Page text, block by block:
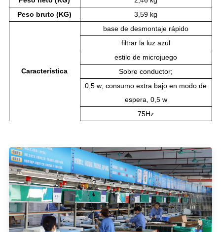
Peso bruto (KG)
3,59 kg
Característica
base de desmontaje rápido
filtrar la luz azul
estilo de microjuego
Sobre conductor;
0,5 w; consumo extra bajo en modo de
espera, 0,5 w
75Hz